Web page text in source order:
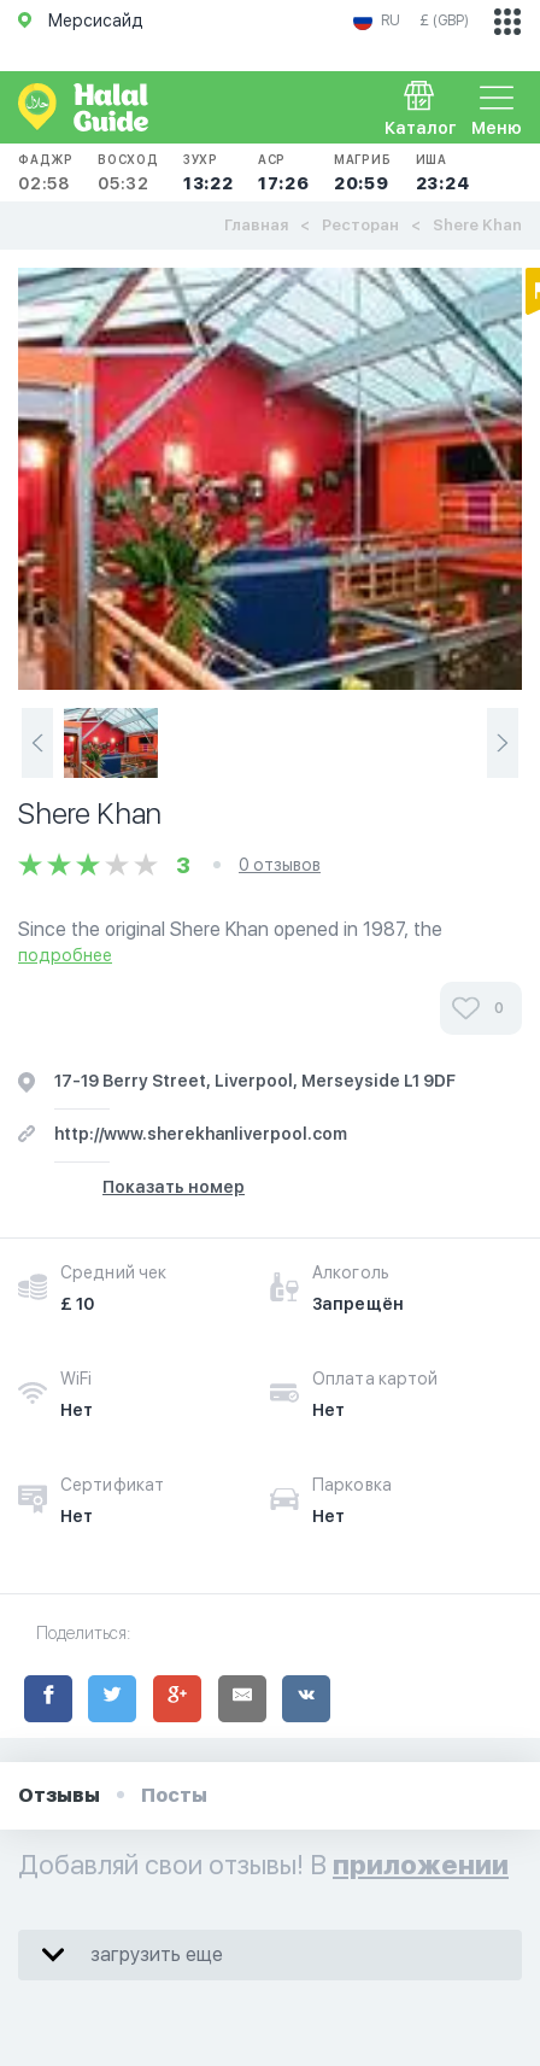
Мерсисайд RU £ (GBP)
Меню
Каталог
ФАДЖР
02:58
ВОСХОД
05:32
ЗУХР
13:22
АСР
17:26
МАГРИБ
20:59
ИША
23:24
Главная Ресторан Shere Khan
Shere Khan
3 0 отзывов
Since the original Shere Khan opened in 1987, the
restaurant has been extended to is double the original
подробнее
0
17-19 Berry Street, Liverpool, Merseyside L1 9DF
http://www.sherekhanliverpool.com
Показать номер
Средний чек
£ 10
Алкоголь
Запрещён
WiFi
Нет
Оплата картой
Нет
Сертификат
Нет
Парковка
Нет
Поделиться:
Отзывы Посты
Добавляй свои отзывы! В приложении
загрузить еще